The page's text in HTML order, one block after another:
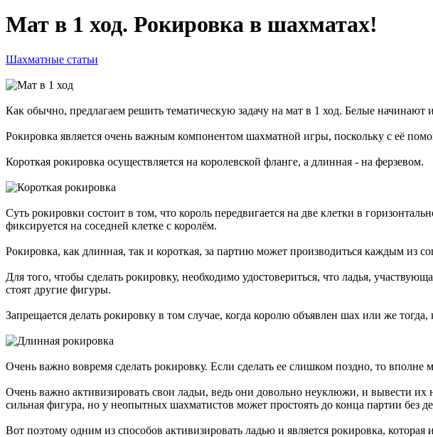
Мат в 1 ход. Рокировка в шахматах!
Шахматные статьи
Как обычно, предлагаем решить тематическую задачу на мат в 1 ход. Белые начинают и
Рокировка является очень важным компонентом шахматной игры, поскольку с её
Короткая рокировка осуществляется на королевской фланге, а длинная - на ферзевом.
Суть рокировки состоит в том, что король передвигается на две клетки в
фиксируется на соседней клетке с королём.
Рокировка, как длинная, так и короткая, за партию может производиться каждым из
Для того, чтобы сделать рокировку, необходимо удостовериться, что ладья,
стоят другие фигуры.
Запрещается делать рокировку в том случае, когда королю объявлен шах или же
Очень важно вовремя сделать рокировку. Если сделать ее слишком поздно, то
Очень важно активизировать свои ладьи, ведь они довольно неуклюжи, и вывести их
сильная фигура, но у неопытных шахматистов может простоять до конца партии без
Вот поэтому одним из способов активизировать ладью и является рокировка,